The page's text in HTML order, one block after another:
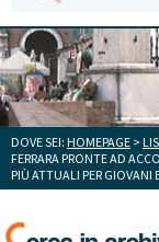
DOVE SEI: HOMEPAGE >
FERRARA PRONTE AD
PIÙ ATTUALI PER GIOVANI